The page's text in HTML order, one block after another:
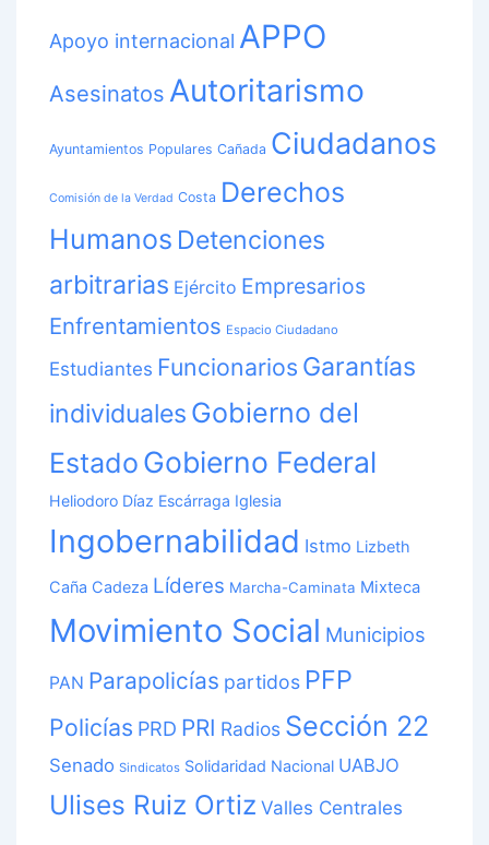
Apoyo internacional APPO
Asesinatos Autoritarismo
Ayuntamientos Populares Cañada Ciudadanos
Comisión de la Verdad Costa Derechos
Humanos Detenciones
arbitrarias Ejército Empresarios
Enfrentamientos Espacio Ciudadano
Estudiantes Funcionarios Garantías
individuales Gobierno del
Estado Gobierno Federal
Heliodoro Díaz Escárraga Iglesia
Ingobernabilidad Istmo Lizbeth
Caña Cadeza Líderes Marcha-Caminata Mixteca
Movimiento Social Municipios
PAN Parapolicías partidos PFP
Policías PRD PRI Radios Sección 22
Senado Sindicatos Solidaridad Nacional UABJO
Ulises Ruiz Ortiz Valles Centrales